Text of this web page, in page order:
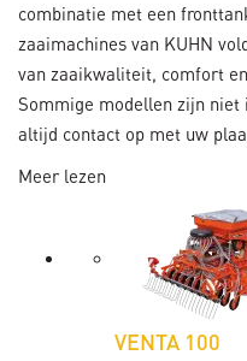
combinatie met een
zaaimachines van KUHN
van zaaikwaliteit, comfort
Sommige modellen zijn
altijd contact op met uw
Meer lezen
VENTA 100